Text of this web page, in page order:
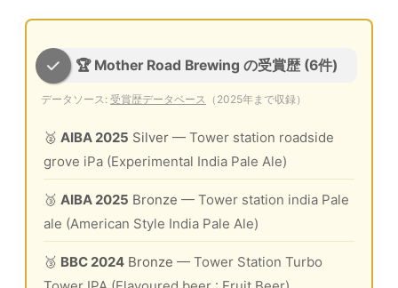
🏆 Mother Road Brewing の受賞歴 (6件)
データソース: 受賞歴データベース （2025年まで収録）
🥈 AIBA 2025 Silver — Tower station roadside
grove iPa (Experimental India Pale Ale)
🥉 AIBA 2025 Bronze — Tower station india Pale
ale (American Style India Pale Ale)
🥉 BBC 2024 Bronze — Tower Station Turbo